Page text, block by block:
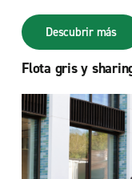
Descubrir más
Flota gris y